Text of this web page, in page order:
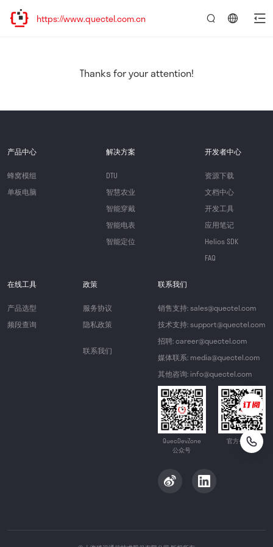
新址：https://www.quectel.com.cn
Thanks for your attention!
产品中心
蜂窝模组
单板电脑
解决方案
DTU
智慧农业
智能穿戴
智能电表
智能定位
开发者中心
资源下载
文档中心
开发工具
应用笔记
Helios SDK
FAQ
在线工具
产品选型
频段查询
政策
服务协议
隐私政策
联系我们
联系我们
销售支持: sales@quectel.com
技术支持: support@quectel.com
招聘: career@quectel.com
媒体联系: media@quectel.com
其他咨询: info@quectel.com
QuecDevZone
公众号
官方公众号